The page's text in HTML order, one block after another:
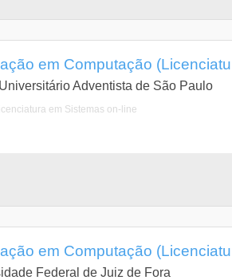
em Computação
Adventista de São Paulo
em Sistemas on-line
em Computação
Federal de Juiz de Fora